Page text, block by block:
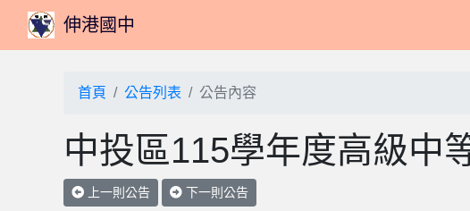
伸港國中
首頁 公告列表 公告內容
中投區115學年度高級中
上一則公告 下一則公告